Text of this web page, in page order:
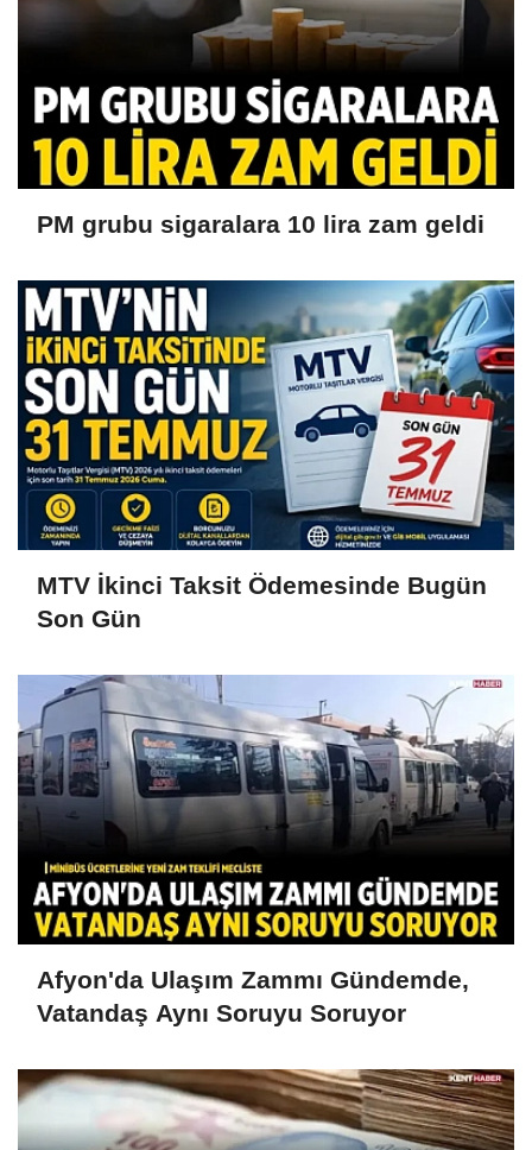
PM grubu sigaralara 10 lira zam geldi
MTV İkinci Taksit Ödemesinde Bugün
Son Gün
Afyon'da Ulaşım Zammı Gündemde,
Vatandaş Aynı Soruyu Soruyor